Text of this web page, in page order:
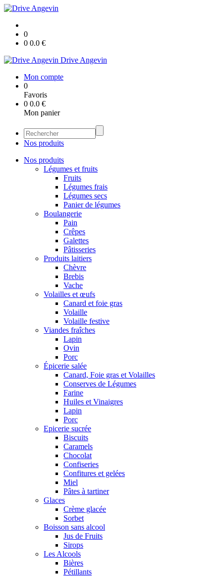
0
0 0.0 €
Drive Angevin
Mon compte
0
Favoris
0 0.0 €
Mon panier
Nos produits
Nos produits
Légumes et fruits
Fruits
Légumes frais
Légumes secs
Panier de légumes
Boulangerie
Pain
Crêpes
Galettes
Pâtisseries
Produits laitiers
Chèvre
Brebis
Vache
Volailles et œufs
Canard et foie gras
Volaille
Volaille festive
Viandes fraîches
Lapin
Ovin
Porc
Épicerie salée
Canard, Foie gras et Volailles
Conserves de Légumes
Farine
Huiles et Vinaigres
Lapin
Porc
Epicerie sucrée
Biscuits
Caramels
Chocolat
Confiseries
Confitures et gelées
Miel
Pâtes à tartiner
Glaces
Crème glacée
Sorbet
Boisson sans alcool
Jus de Fruits
Sirops
Les Alcools
Bières
Pétillants